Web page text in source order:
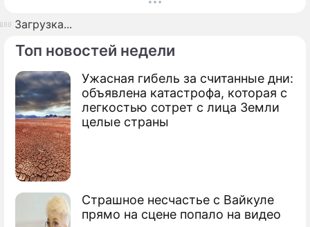
О ПРОЕКТЕ
Топ новостей недели
Ужасная гибель за считанные дни:
объявлена катастрофа, которая с
легкостью сотрет с лица Земли
целые страны
Страшное несчастье с Вайкуле
прямо на сцене попало на видео
Загрузка...